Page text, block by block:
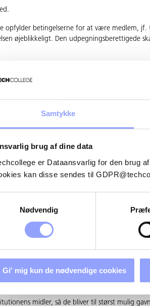
Samtykke
brug af dine data
er Dataansvarlig for den brug
kan disse sendes til
Nødvendig
Gi' mig kun de nødvendige cookies
opfylder betingelserne for at være medlem,
øjeblikkeligt. Den udpegningsberettigede
deltager i uddannelse ved institutionen ikke
øjeblikkeligt. Den udpegningsberettigede
og ansvar
ledelse af institutionen.
indstilling fra lederen, institutionens
institutionens virksomhed samt godkender
at institutionen optager undervisnings-,
og virksomheder
af kompetencegivende uddannelse samt
for formålet, jf.§ 3.
vedtægt.
for børn, undervisning og ligestilling
ikke personligt for institutionens
midler, så de bliver til størst mulig